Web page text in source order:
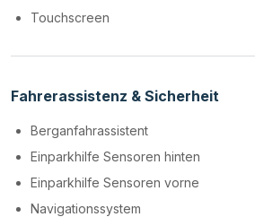
Touchscreen
Fahrerassistenz & Sicherheit
Berganfahrassistent
Einparkhilfe Sensoren hinten
Einparkhilfe Sensoren vorne
Navigationssystem